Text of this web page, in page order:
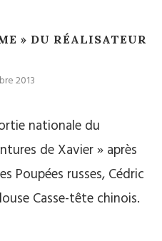
» DU RÉALISATEUR
2013
nationale du
de Xavier » après
Poupées russes, Cédric
Casse-tête chinois.